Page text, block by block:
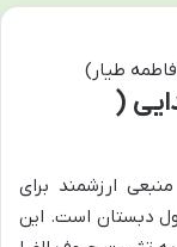
(
ارزشمند برای
دبستان است. این